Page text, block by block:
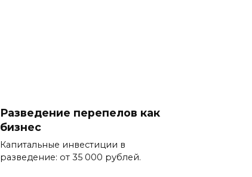
Разведение перепелов как
бизнес
Капитальные инвестиции в
разведение: от 35 000 рублей.